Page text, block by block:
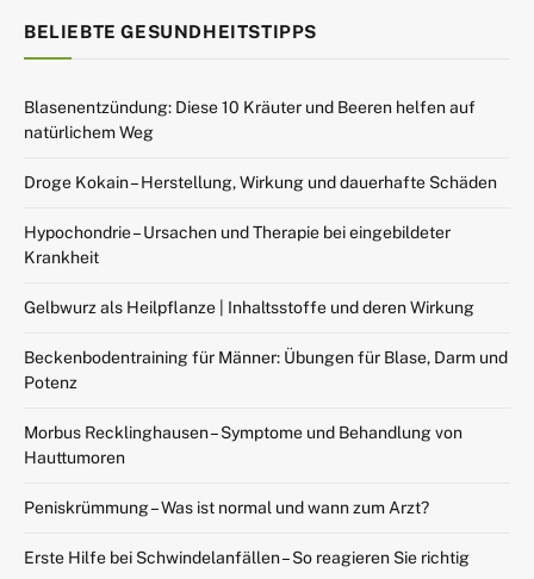
BELIEBTE GESUNDHEITSTIPPS
Blasenentzündung: Diese 10 Kräuter und Beeren helfen auf
natürlichem Weg
Droge Kokain – Herstellung, Wirkung und dauerhafte Schäden
Hypochondrie – Ursachen und Therapie bei eingebildeter
Krankheit
Gelbwurz als Heilpflanze | Inhaltsstoffe und deren Wirkung
Beckenbodentraining für Männer: Übungen für Blase, Darm und
Potenz
Morbus Recklinghausen – Symptome und Behandlung von
Hauttumoren
Peniskrümmung – Was ist normal und wann zum Arzt?
Erste Hilfe bei Schwindelanfällen – So reagieren Sie richtig